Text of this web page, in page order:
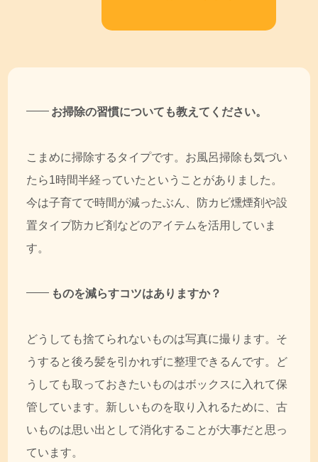
お掃除の習慣についても教えてください。
こまめに掃除するタイプです。お風呂掃除も気づい
たら1時間半経っていたということがありました。
今は子育てで時間が減ったぶん、防カビ燻煙剤や設
置タイプ防カビ剤などのアイテムを活用していま
す。
ものを減らすコツはありますか？
どうしても捨てられないものは写真に撮ります。そ
うすると後ろ髪を引かれずに整理できるんです。ど
うしても取っておきたいものはボックスに入れて保
管しています。新しいものを取り入れるために、古
いものは思い出として消化することが大事だと思っ
ています。